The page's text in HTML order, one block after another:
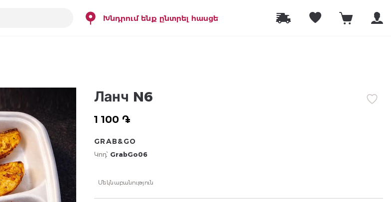
Խնդրում ենք ընտրել հասցե
Ланч N6
1 100 ֏
GRAB&GO
Կոդ՝ GrabGo06
Մեկնաբանություն